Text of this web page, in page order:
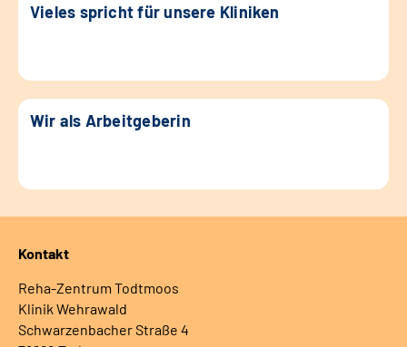
Vieles spricht für unsere Kliniken
Wir als Arbeitgeberin
Kontakt
Reha-Zentrum Todtmoos
Klinik Wehrawald
Schwarzenbacher Straße 4